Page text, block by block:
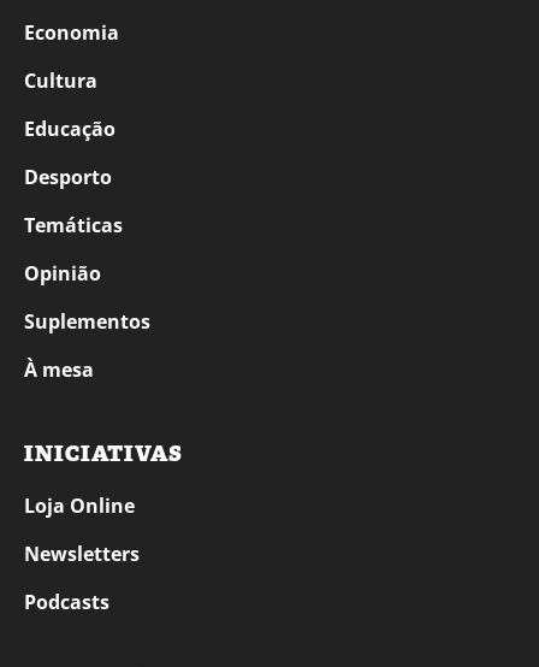
Economia
Cultura
Educação
Desporto
Temáticas
Opinião
Suplementos
À mesa
INICIATIVAS
Loja Online
Newsletters
Podcasts